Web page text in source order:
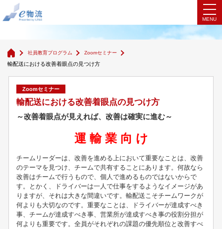
Zoomセミナー
社員教育プログラム Zoomセミナー
輸配送における改善着眼点の見つけ方
Zoomセミナー
輸配送における改善着眼点の見つけ方
～改善着眼点が見えれば、改善は確実に進む～
運 輸 業 向 け
チームリーダーは、改善を進める上において重要なことは、改善
のテーマを見つけ、チームで共有することにあります。何故なら
改善はチームで行うもので、個人で進めるものではないからで
す。とかく、ドライバーは一人で仕事をするようなイメージがあ
りますが、それは大きな間違いです。輸配送こそチームワークが
何よりも大切なのです。重要なことは、ドライバーが達成すべき
事、チームが達成すべき事、営業所が達成すべき事の役割分担が
何よりも重要です。全員がそれぞれの課題の優先順位と改善すべ